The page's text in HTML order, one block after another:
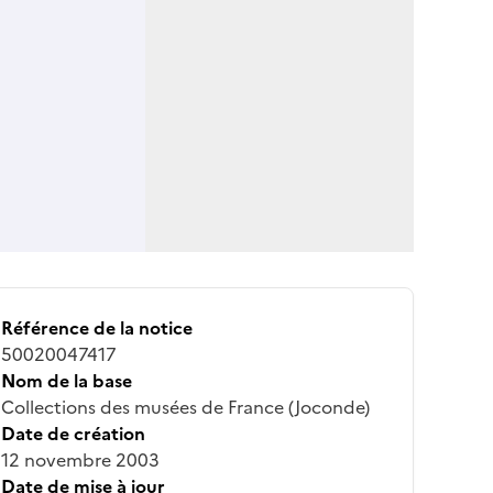
Référence de la notice
50020047417
Nom de la base
Collections des musées de France (Joconde)
Date de création
12 novembre 2003
Date de mise à jour